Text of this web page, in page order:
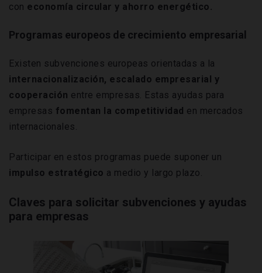
con economía circular y ahorro energético.
Programas europeos de crecimiento empresarial
Existen subvenciones europeas orientadas a la
internacionalización, escalado empresarial y
cooperación entre empresas. Estas ayudas para
empresas fomentan la competitividad en mercados
internacionales.
Participar en estos programas puede suponer un
impulso estratégico a medio y largo plazo.
Claves para solicitar subvenciones y ayudas
para empresas